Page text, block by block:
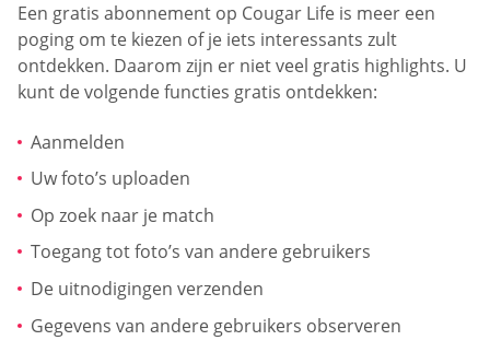
Een gratis abonnement op Cougar Life is meer een
poging om te kiezen of je iets interessants zult
ontdekken. Daarom zijn er niet veel gratis highlights. U
kunt de volgende functies gratis ontdekken:
Aanmelden
Uw foto’s uploaden
Op zoek naar je match
Toegang tot foto’s van andere gebruikers
De uitnodigingen verzenden
Gegevens van andere gebruikers observeren